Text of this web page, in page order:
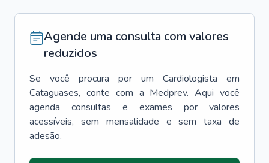
Agende uma consulta com valores
reduzidos
Se você procura por um Cardiologista
em
Cataguases, conte com a Medprev. Aqui você
agenda consultas e exames por valores
acessíveis, sem mensalidade e sem taxa de
adesão.